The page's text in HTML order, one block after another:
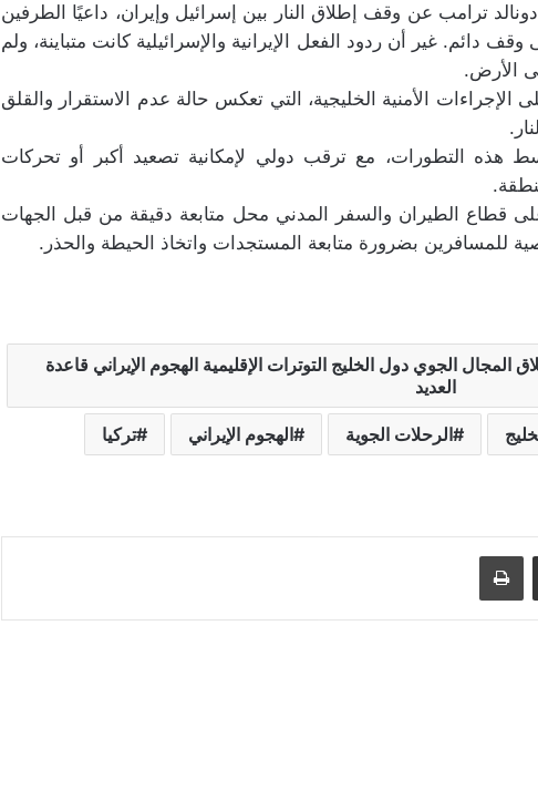
ترامب عن وقف إطلاق النار بين إسرائيل وإيران، داعيًا الطرفين
دائم. غير أن ردود الفعل الإيرانية والإسرائيلية كانت متباينة، ولم
الأرض.
الأمنية الخليجية، التي تعكس حالة عدم الاستقرار والقلق
هذه التطورات، مع ترقب دولي لإمكانية تصعيد أكبر أو تحركات
قطاع الطيران والسفر المدني محل متابعة دقيقة من قبل الجهات
للمسافرين بضرورة متابعة المستجدات واتخاذ الحيطة والحذر.
المجال الجوي دول الخليج التوترات الإقليمية الهجوم الإيراني قاعدة
العديد
الرحلات الجوية الهجوم الإيراني تركيا
مشاركة عبر البريد طباعة